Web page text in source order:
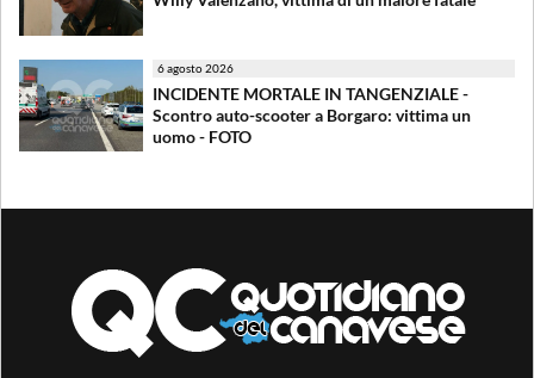
6 agosto 2026
INCIDENTE MORTALE IN TANGENZIALE -
Scontro auto-scooter a Borgaro: vittima un
uomo - FOTO